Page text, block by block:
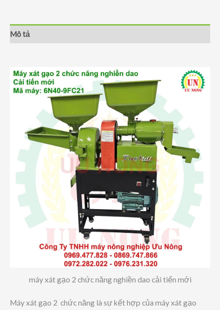
Mô tả
máy xát gạo 2 chức năng nghiền dao cải tiến mới
Máy xát gạo 2 chức năng là sự kết hợp của máy xát gạo